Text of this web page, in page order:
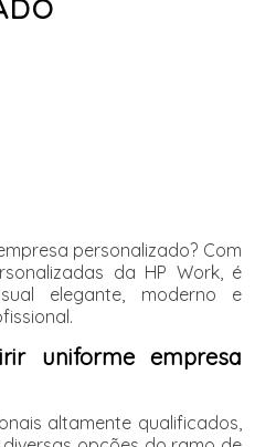
personalizado? Com
da HP Work, é
elegante, moderno e
uniforme empresa
altamente qualificados,